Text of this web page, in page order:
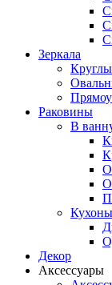
Зеркала
Раковины
В
Декор
Аксессуары